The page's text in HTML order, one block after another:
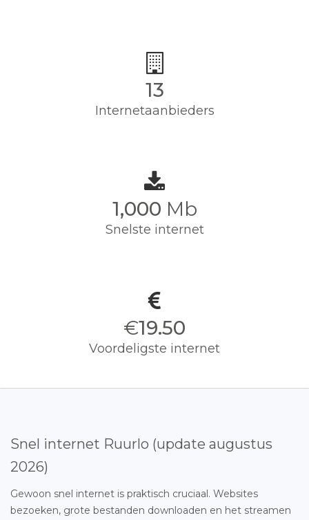
13
Internetaanbieders
1,000 Mb
Snelste internet
€19.50
Voordeligste internet
Snel internet Ruurlo (update augustus
2026)
Gewoon snel internet is praktisch cruciaal. Websites
bezoeken, grote bestanden downloaden en het streamen